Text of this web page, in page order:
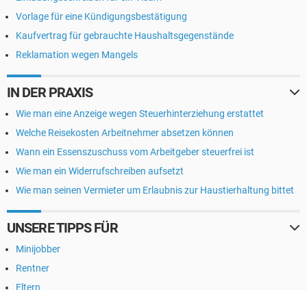
Vorlage für eine Kündigungsbestätigung
Kaufvertrag für gebrauchte Haushaltsgegenstände
Reklamation wegen Mangels
IN DER PRAXIS
Wie man eine Anzeige wegen Steuerhinterziehung erstattet
Welche Reisekosten Arbeitnehmer absetzen können
Wann ein Essenszuschuss vom Arbeitgeber steuerfrei ist
Wie man ein Widerrufschreiben aufsetzt
Wie man seinen Vermieter um Erlaubnis zur Haustierhaltung bittet
UNSERE TIPPS FÜR
Minijobber
Rentner
Eltern